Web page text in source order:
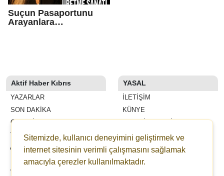
Suçun Pasaportunu
Arayanlara…
Aktif Haber Kıbrıs
YAZARLAR
SON DAKİKA
GALERİLER
VİDEOLAR
ANKETLER
FİRMA REHBERİ
WİKİ
YASAL
İLETIŞIM
KÜNYE
YAYIN İLKELERI
KURALLAR
GIZLILIK
KULLANICI SÖZLEŞMESI
Sitemizde, kullanıcı deneyimini geliştirmek ve
internet sitesinin verimli çalışmasını sağlamak
amacıyla çerezler kullanılmaktadır.